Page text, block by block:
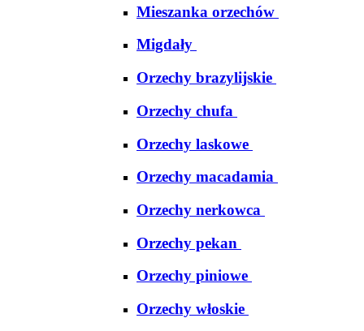
Mieszanka orzechów
Migdały
Orzechy brazylijskie
Orzechy chufa
Orzechy laskowe
Orzechy macadamia
Orzechy nerkowca
Orzechy pekan
Orzechy piniowe
Orzechy włoskie